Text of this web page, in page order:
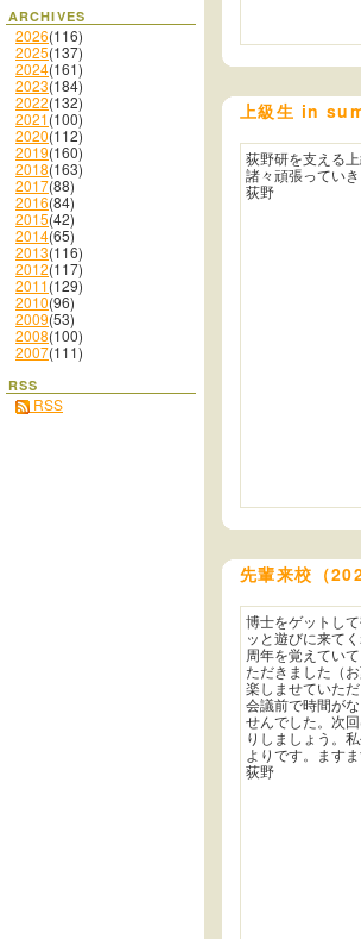
ARCHIVES
2026(116)
2025(137)
2024(161)
2023(184)
2022(132)
2021(100)
2020(112)
2019(160)
2018(163)
2017(88)
2016(84)
2015(42)
2014(65)
2013(116)
2012(117)
2011(129)
2010(96)
2009(53)
2008(100)
2007(111)
RSS
RSS
上級生 in
荻野研を支える上
諸々頑張っていき
荻野
先輩来校（
博士をゲットし
ッと遊びに来て
周年を覚えてい
ただきました（
楽しませていただ
会議前で時間が
せんでした。次
りしましょう。
よりです。ます
荻野